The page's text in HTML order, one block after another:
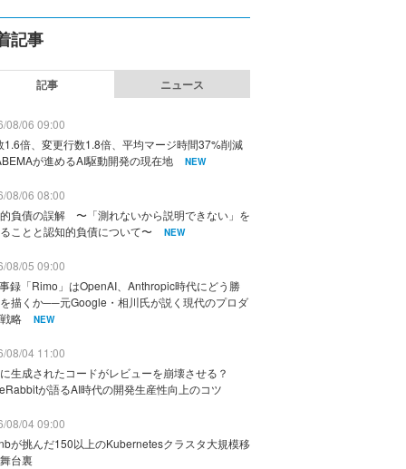
記事
記事 ニュース
08/06 09:00
1.6倍、変更行数1.8倍、平均マージ時間37%削減
が進めるAI駆動開発の現在地
NEW
08/06 08:00
負債の誤解 〜「測れないから説明できない」を
ことと認知的負債について〜
NEW
08/05 09:00
録「Rimo」はOpenAI、Anthropic時代にどう勝
描くか──元Google・相川氏が説く現代のプロダ
略
NEW
08/04 11:00
生成されたコードがレビューを崩壊させる？
が語るAI時代の開発生産性向上のコツ
08/04 09:00
が挑んだ150以上のKubernetesクラスタ大規模移
台裏